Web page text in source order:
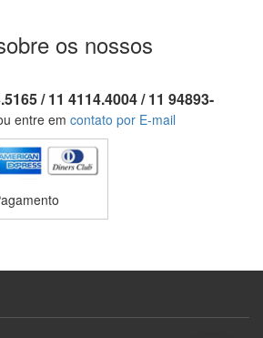
os nossos
/ 11 4114.4004 / 11 94893-
entre em contato por E-mail